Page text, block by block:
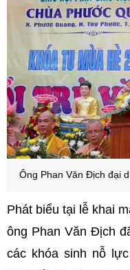
Ông Phan Văn Địch đại
Phát biểu tại lễ khai
ông Phan Văn Địch
các khóa sinh nỗ